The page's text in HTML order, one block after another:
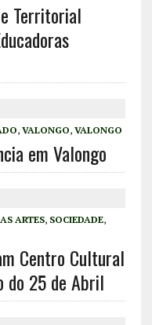
Territorial
, VALONGO, VALONGO
em Valongo
ARTES, SOCIEDADE,
Centro Cultural
do 25 de Abril